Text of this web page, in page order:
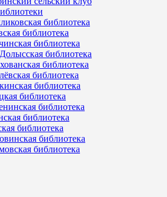
библиотека
библиотека
библиотека
библиотека
библиотека
библиотека
библиотека
библиотека
библиотека
библиотека
библиотека
библиотека
библиотека